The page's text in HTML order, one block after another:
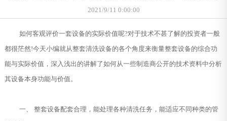
2021/9/11 0:00:00
如何客观评价一套设备的实际价值呢?对于技术不甚了解的投资者一般
都很茫然!今天小编就从整套清洗设备的各个角度来衡量整套设备的综合功
能与实际价值，深入浅出的讲解了如何从一些制造商公开的技术资料中分析
其设备本身功能与价值。
一、 整套设备配套合理，能处理各种清洗任务，能适应不同种类的管